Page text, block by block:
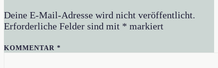
Deine E-Mail-Adresse wird nicht veröffentlicht.
Erforderliche Felder sind mit * markiert
KOMMENTAR*